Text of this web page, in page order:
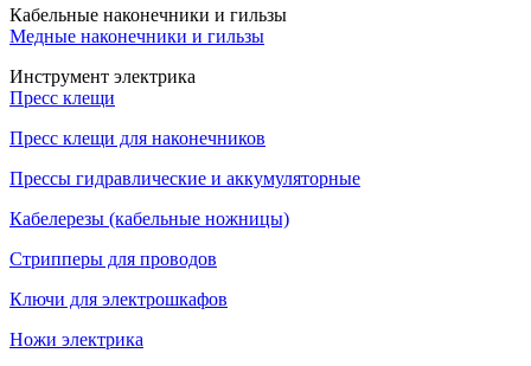
Кабельные наконечники и гильзы
Медные наконечники и гильзы
Инструмент электрика
Пресс клещи
Пресс клещи для наконечников
Прессы гидравлические и аккумуляторные
Кабелерезы (кабельные ножницы)
Стрипперы для проводов
Ключи для электрошкафов
Ножи электрика